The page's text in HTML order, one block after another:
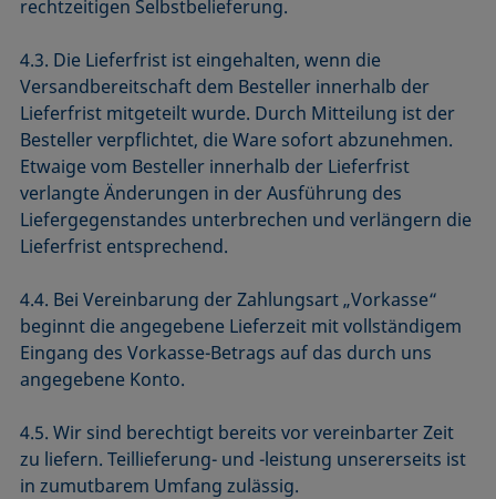
rechtzeitigen Selbstbelieferung.
4.3. Die Lieferfrist ist eingehalten, wenn die
Versandbereitschaft dem Besteller innerhalb der
Lieferfrist mitgeteilt wurde. Durch Mitteilung ist der
Besteller verpflichtet, die Ware sofort abzunehmen.
Etwaige vom Besteller innerhalb der Lieferfrist
verlangte Änderungen in der Ausführung des
Liefergegenstandes unterbrechen und verlängern die
Lieferfrist entsprechend.
4.4. Bei Vereinbarung der Zahlungsart „Vorkasse“
beginnt die angegebene Lieferzeit mit vollständigem
Eingang des Vorkasse-Betrags auf das durch uns
angegebene Konto.
4.5. Wir sind berechtigt bereits vor vereinbarter Zeit
zu liefern. Teillieferung- und -leistung unsererseits ist
in zumutbarem Umfang zulässig.